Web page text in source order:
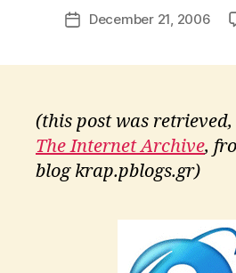
PostDecember 21, 2006
(this post was
The Internet Archive,
blog krap.pblogs.gr)